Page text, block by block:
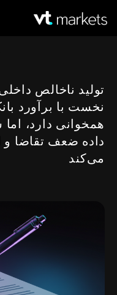
تولید ناخالص
همخوانی دارد،
داده ضعف تقاضا و
می‌کند